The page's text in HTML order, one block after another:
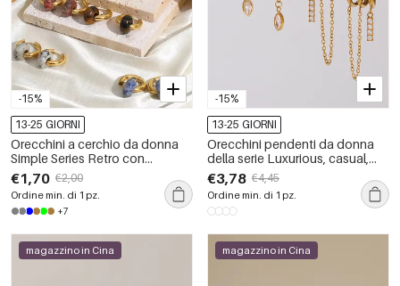
-15%
13-25 GIORNI
Orecchini a cerchio da donna
Simple Series Retro con
sfumatura di colore, in acciaio
inossidabile, impermeabili, color
oro e pietra naturale.
€1,70 €2,00
Ordine min. di 1 pz.
+7
-15%
13-25 GIORNI
Orecchini pendenti da donna
della serie Luxurious, casual,
dalla forma irregolare, con
nappina, in acciaio inossidabile,
impermeabili, color oro e con
zirconi.
€3,78 €4,45
Ordine min. di 1 pz.
magazzino in Cina magazzino in Cina